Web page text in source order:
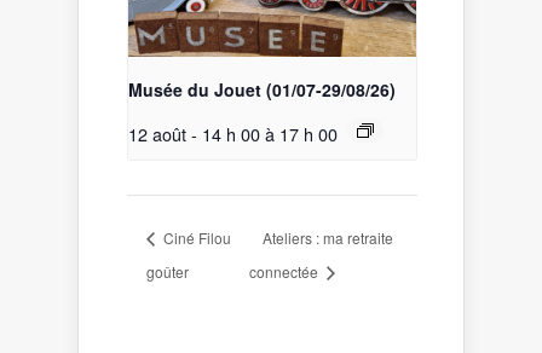
Musée du Jouet (01/07-29/08/26)
12 août - 14 h 00à 17 h 00
Ciné Filou
goûter
Ateliers : ma retraite
connectée